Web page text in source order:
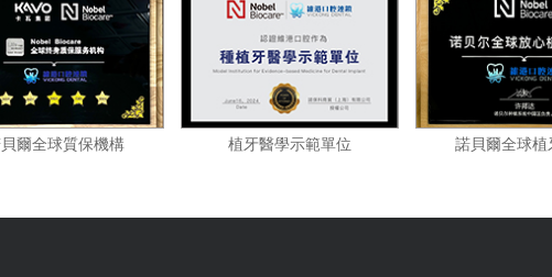
諾貝爾全球質保機構 植牙醫學示範單位 諾貝